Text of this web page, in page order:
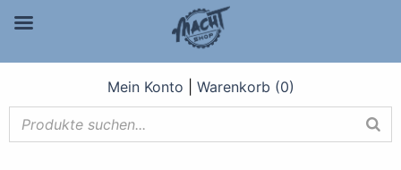
Mein Konto Warenkorb (0)